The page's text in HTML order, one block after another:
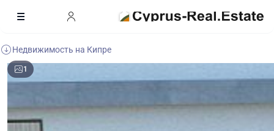
Недвижимость на Кипре
1